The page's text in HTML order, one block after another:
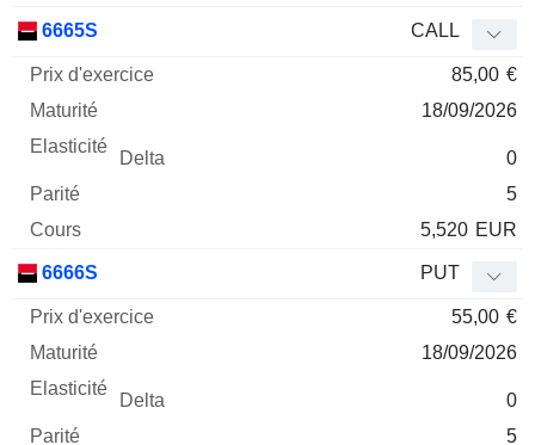
6665S CALL
85,00 €
18/09/2026
0
5
5,520 EUR
6666S PUT
55,00 €
18/09/2026
0
5